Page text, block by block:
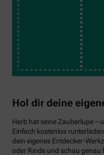
Hol dir deine
Herb hat seine Zauberlupe –
Einfach kostenlos
dein eigenes Entdecker-
oder Rinde und schau genau